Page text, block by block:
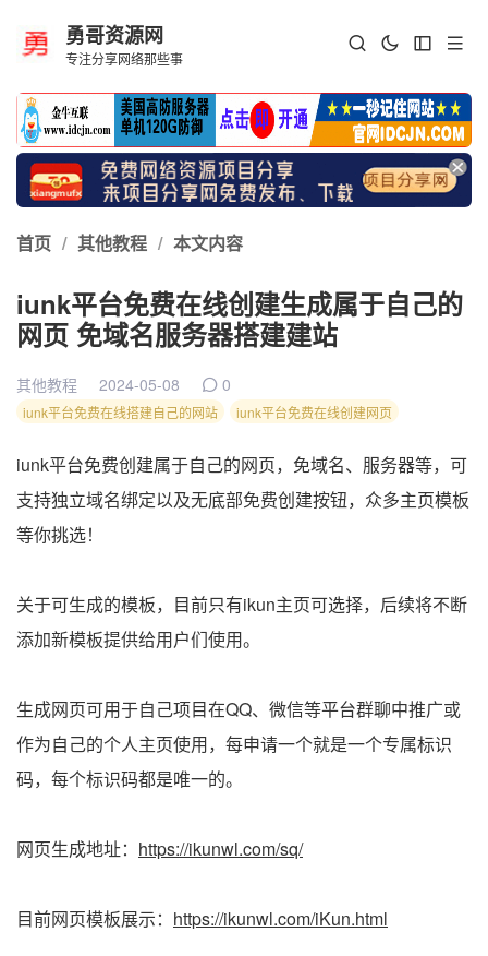
勇哥资源网
专注分享网络那些事
首页 / 其他教程 / 本文内容
iunk平台免费在线创建生成属于自己的
网页 免域名服务器搭建建站
其他教程 2024-05-08 0
iunk平台免费在线搭建自己的网站 iunk平台免费在线创建网页
iunk平台免费创建属于自己的网页，免域名、服务器等，可
支持独立域名绑定以及无底部免费创建按钮，众多主页模板
等你挑选！
关于可生成的模板，目前只有ikun主页可选择，后续将不断
添加新模板提供给用户们使用。
生成网页可用于自己项目在QQ、微信等平台群聊中推广或
作为自己的个人主页使用，每申请一个就是一个专属标识
码，每个标识码都是唯一的。
网页生成地址： https://ikunwl.com/sq/
目前网页模板展示： https://ikunwl.com/iKun.html